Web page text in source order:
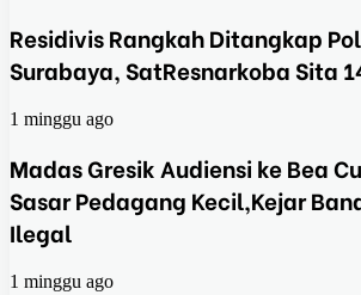
Residivis Rangkah Ditangkap
Surabaya, SatResnarkoba Sita
1 minggu ago
Madas Gresik Audiensi ke Bea
Sasar Pedagang Kecil,Kejar
Ilegal
1 minggu ago